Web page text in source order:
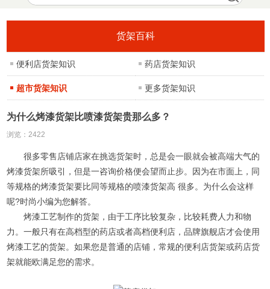
货架百科
便利店货架知识 药店货架知识
超市货架知识 更多货架知识
为什么烤漆货架比喷漆货架贵那么多？
浏览：2422
很多零售店铺店家在挑选货架时，总是会一眼就会被高端大气的
烤漆货架所吸引，但是一咨询价格便会望而止步。因为在市面上，同
等规格的烤漆货架要比同等规格的喷漆货架高 很多。为什么会这样
呢?时尚小编为您解答。
烤漆工艺制作的货架，由于工序比较复杂，比较耗费人力和物
力。一般只有在高档型的药店或者高档便利店，品牌旗舰店才会使用
烤漆工艺的货架。如果您是普通的店铺，常规的便利店货架或药店货
架就能欧满足您的需求。